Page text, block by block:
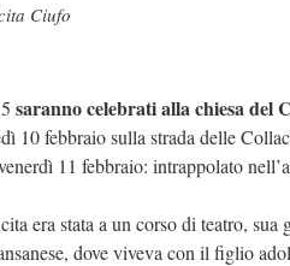
Ciufo
saranno celebrati alla chiesa del
10 febbraio sulla strada delle
11 febbraio: intrappolato
era stata a un corso di teatro,
dove viveva con il figlio